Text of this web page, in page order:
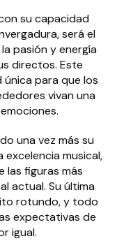
su capacidad
será el
pasión y energía
directos. Este
para que los
vivan una
una vez más su
musical,
las figuras más
actual. Su última
rotundo, y todo
expectativas de
igual.